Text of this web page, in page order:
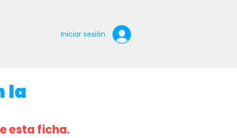
Iniciar sesión
la
esta ficha.